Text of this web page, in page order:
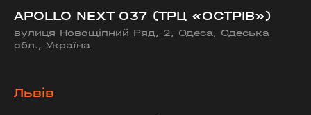
APOLLO NEXT 037 (ТРЦ «ОСТРІВ»)
вулиця Новощіпний Ряд, 2, Одеса, Одеська
обл., Україна
Львів